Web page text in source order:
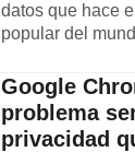
datos que hace
popular del
Google
problema
privacidad